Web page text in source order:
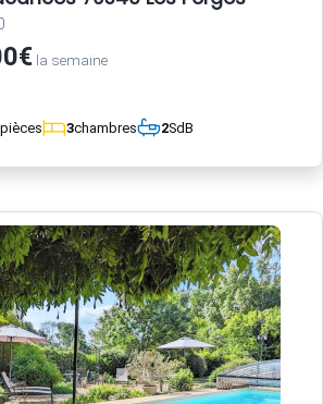
la semaine
pièces 3chambres 2SdB